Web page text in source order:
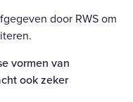
door RWS om
vormen van
ook zeker